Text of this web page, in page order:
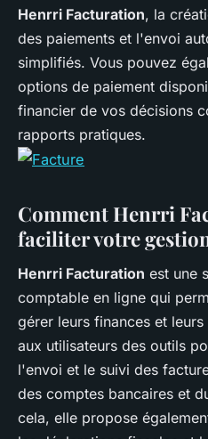
Henrri Facturation, la
des paiements et l'envoi
simplifiés. Vous pouvez
options de paiement
financier de vos décisions
rapports pratiques.
Comment Henrri
faciliter votre
Henrri Facturation est une
comptable en ligne qui
gérer leurs finances et
aux utilisateurs des outils
l'envoi et le suivi des
des comptes bancaires et
cela, elle propose